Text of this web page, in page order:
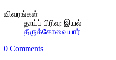
விவரங்கள்
தாய்ப் பிரிவு: இயல்
திருக்கோவையார்
0 Comments